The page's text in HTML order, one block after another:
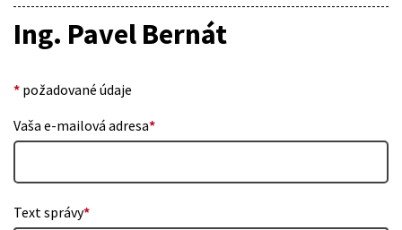
Ing. Pavel Bernát
* požadované údaje
Vaša e-mailová adresa*
Text správy*